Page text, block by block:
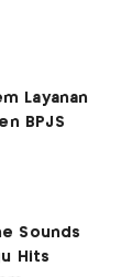
Layanan
BPJS
Sounds
Hits